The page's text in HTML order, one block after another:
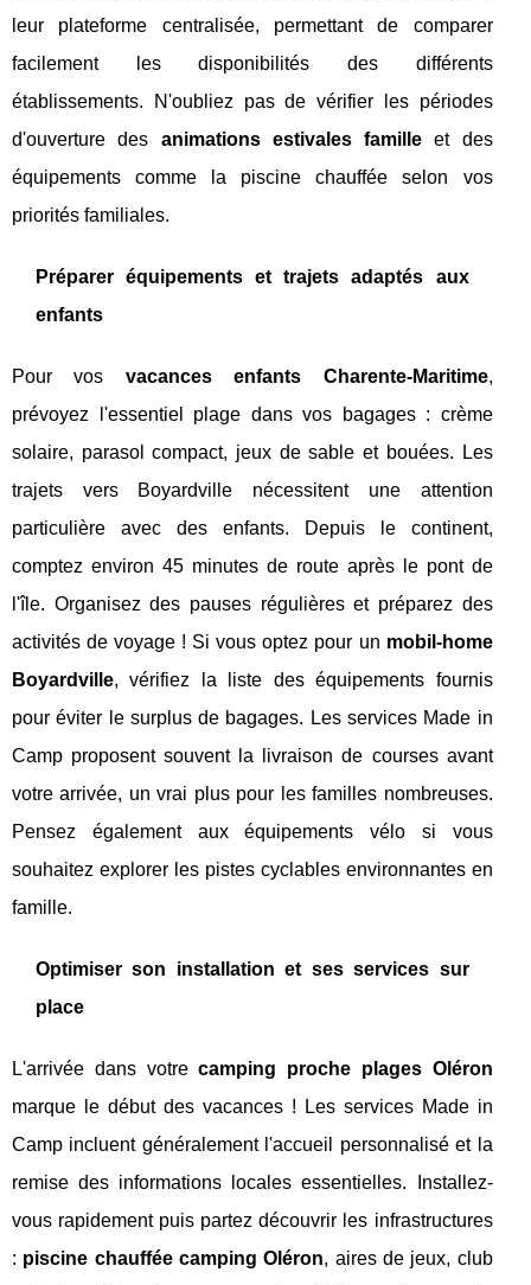
leur plateforme centralisée, permettant de comparer
facilement les disponibilités des différents
établissements. N'oubliez pas de vérifier les périodes
d'ouverture des animations estivales famille et des
équipements comme la piscine chauffée selon vos
priorités familiales.
Préparer équipements et trajets adaptés aux
enfants
Pour vos vacances enfants Charente-Maritime,
prévoyez l'essentiel plage dans vos bagages : crème
solaire, parasol compact, jeux de sable et bouées. Les
trajets vers Boyardville nécessitent une attention
particulière avec des enfants. Depuis le continent,
comptez environ 45 minutes de route après le pont de
l'île. Organisez des pauses régulières et préparez des
activités de voyage ! Si vous optez pour un mobil-home
Boyardville, vérifiez la liste des équipements fournis
pour éviter le surplus de bagages. Les services Made in
Camp proposent souvent la livraison de courses avant
votre arrivée, un vrai plus pour les familles nombreuses.
Pensez également aux équipements vélo si vous
souhaitez explorer les pistes cyclables environnantes en
famille.
Optimiser son installation et ses services sur
place
L'arrivée dans votrecamping proche plages Oléron
marque le début des vacances ! Les services Made in
Camp incluent généralement l'accueil personnalisé et la
remise des informations locales essentielles. Installez-
vous rapidement puis partez découvrir les infrastructures
: piscine chauffée camping Oléron, aires de jeux, club